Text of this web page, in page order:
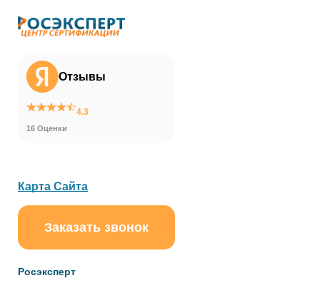
Отзывы
4.3
16 Оценки
Росэксперт
Карта Сайта
Заказать звонок
online